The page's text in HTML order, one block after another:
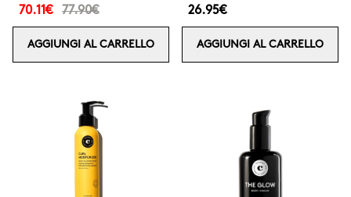
70.11€ 77.90€
AGGIUNGI AL CARRELLO
26.95€
AGGIUNGI AL CARRELLO